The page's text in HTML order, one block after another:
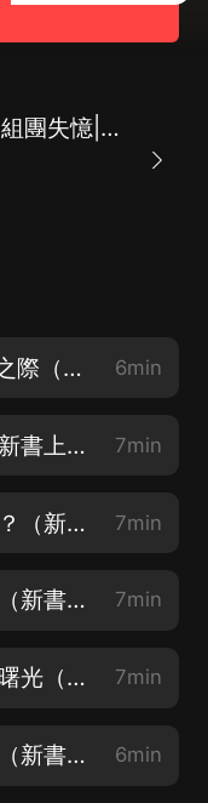
星月與神|異世幻想|組團失憶|反轉不斷|精品多播
星月與神 001集 當危險來臨之際（新書上架，求訂閱分享月票，啵唧~） 6min
星月與神 002集 何為神明（新書上架，求訂閱分享月票，啵唧~） 7min
星月與神 003集 想成為神明？（新書上架，求訂閱分享月票，啵唧~） 7min
星月與神 004集 許傑的死亡（新書上架，求訂閱分享月票，啵唧~） 7min
星月與神 005集 當黑暗發現曙光（新書上架，求訂閱分享月票，啵唧~） 7min
星月與神 006集 人各有不同（新書上架，求訂閱分享月票，啵唧~） 6min